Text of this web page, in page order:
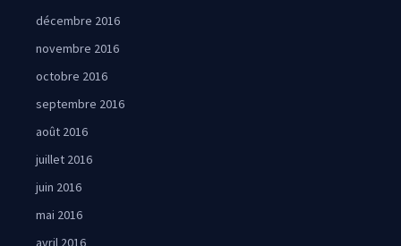
décembre 2016
novembre 2016
octobre 2016
septembre 2016
août 2016
juillet 2016
juin 2016
mai 2016
avril 2016